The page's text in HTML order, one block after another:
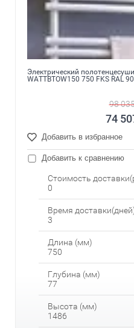
Электрический
WATTBTOW150 750 FKS RAL
98
74
Добавить в избранное
Добавить к сравнению
Стоимость
0
Время
3
Длина (мм)
750
Глубина (мм)
77
Высота (мм)
1486